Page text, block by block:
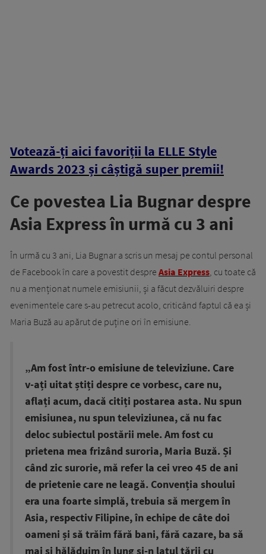
Votează-ți aici favoriții la ELLE Style
Awards 2023 și câștigă super premii!
Ce povestea Lia Bugnar despre
Asia Express în urmă cu 3 ani
În urmă cu 3 ani, Lia Bugnar a scris un mesaj pe contul personal
de Facebook în care a povestit despre Asia Express, cu toate că
nu a menționat numele emisiunii, și a făcut dezvăluiri despre
evenimentele care s-au petrecut acolo, criticând faptul că ea și
Maria Buză au apărut de puține ori în emisiune.
„Am fost într-o emisiune de televiziune. Care
v-ați uitat știți despre ce vorbesc, care nu,
aflați acum, dacă citiți postarea asta. Nu spun
emisiunea, nu spun televiziunea, că nu fac
deloc subiectul postării mele. Am fost cu
prietena mea frizând suroria, Maria Buză. Și
când zic surorie, mă refer la cei vreo 45 de ani
de prietenie care ne leagă. Convenția shoului
era una foarte simplă, trebuia să mergem în
Asia, respectiv Filipine, în echipe de câte doi
oameni și să trăim fără bani, fără cazare, ba să
mai și hălăduim în lung și-n latul țării cu